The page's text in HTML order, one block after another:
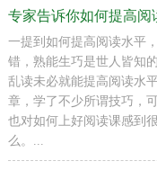
专家告诉你如何提高阅
一提到如何提高阅读水平
错，熟能生巧是世人皆知
乱读未必就能提高阅读水
章，学了不少所谓技巧，
也对如何上好阅读课感到
么。...